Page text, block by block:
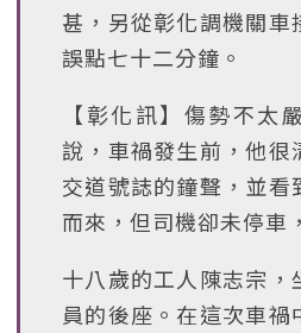
甚，另從彰化調機關車
誤點七十二分鐘。
【彰化訊】傷勢不太
說，車禍發生前，他很
交道號誌的鐘聲，並看
而來，但司機卻未停車
十八歲的工人陳志宗，
員的後座。在這次車禍